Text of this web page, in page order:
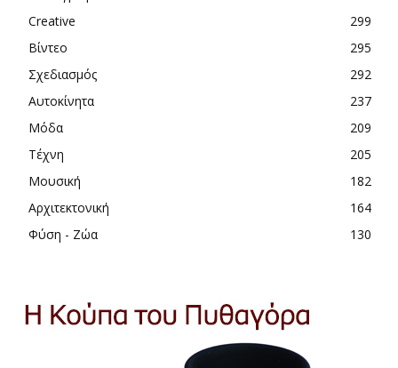
Creative
299
Βίντεο
295
Σχεδιασμός
292
Αυτοκίνητα
237
Μόδα
209
Τέχνη
205
Μουσική
182
Αρχιτεκτονική
164
Φύση - Ζώα
130